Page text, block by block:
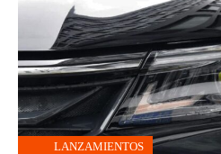
LANZAMIENTOS